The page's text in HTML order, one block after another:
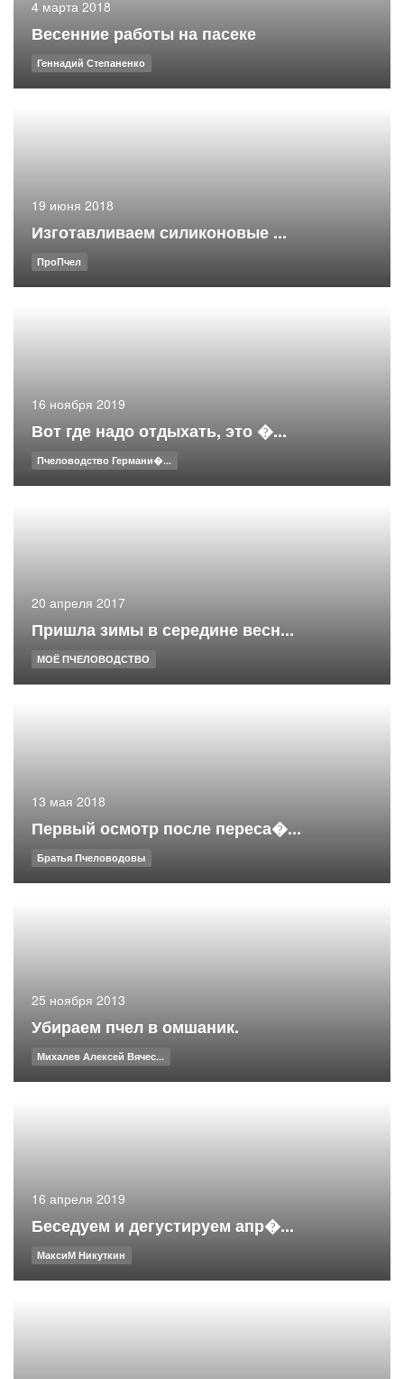
4 марта 2018
Весенние работы на пасеке
Геннадий Степаненко
19 июня 2018
Изготавливаем силиконовые ...
ПроПчел
16 ноября 2019
Вот где надо отдыхать, это �...
Пчеловодство Германи�...
20 апреля 2017
Пришла зимы в середине весн...
МОЁ ПЧЕЛОВОДСТВО
13 мая 2018
Первый осмотр после переса�...
Братья Пчеловодовы
25 ноября 2013
Убираем пчел в омшаник.
Михалев Алексей Вячес...
16 апреля 2019
Беседуем и дегустируем апр�...
МаксиМ Никуткин